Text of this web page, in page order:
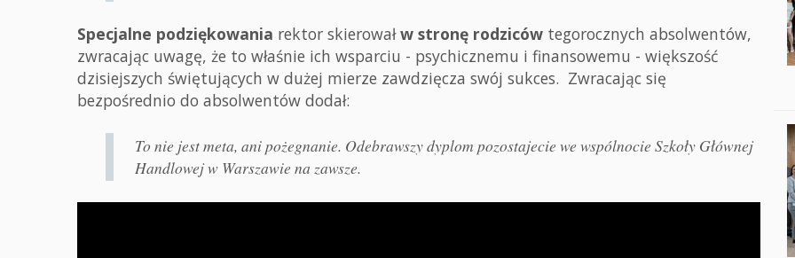
Specjalne podziękowania rektor skierowałw stronę rodziców tegorocznych absolwentów,
zwracając uwagę, że to właśnie ich wsparciu - psychicznemu i finansowemu - większość
dzisiejszych świętujących w dużej mierze zawdzięcza swój sukces. Zwracając się
bezpośrednio do absolwentów dodał:
To nie jest meta, ani pożegnanie. Odebrawszy dyplom pozostajecie we wspólnocie Szkoły Głównej
Handlowej w Warszawie na zawsze.